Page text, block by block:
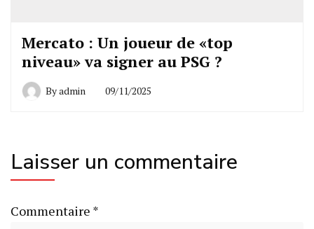
Mercato : Un joueur de «top
niveau» va signer au PSG ?
Byadmin 09/11/2025
Laisser un commentaire
Commentaire *